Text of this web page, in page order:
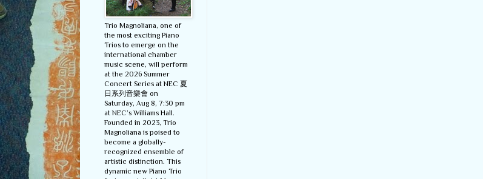
Trio Magnoliana, one of
the most exciting Piano
Trios to emerge on the
international chamber
music scene, will perform
at the 2026 Summer
Concert Series at NEC 夏
日系列音樂會 on
Saturday, Aug 8, 7:30 pm
at NEC’s Williams Hall.
Founded in 2023, Trio
Magnoliana is poised to
become a globally-
recognized ensemble of
artistic distinction. This
dynamic new Piano Trio